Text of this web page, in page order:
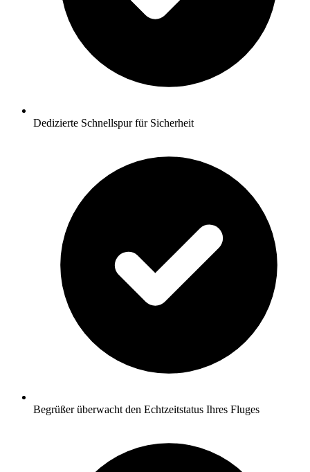
Dedizierte Schnellspur für Sicherheit
Begrüßer überwacht den Echtzeitstatus Ihres Fluges